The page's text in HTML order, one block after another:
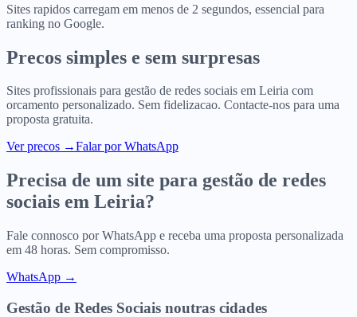
Sites rapidos carregam em menos de 2 segundos, essencial para
ranking no Google.
Precos simples e sem surpresas
Sites profissionais para gestão de redes sociais em Leiria com
orcamento personalizado. Sem fidelizacao. Contacte-nos para uma
proposta gratuita.
Ver precos →Falar por WhatsApp
Precisa de um site para gestão de redes
sociais em Leiria?
Fale connosco por WhatsApp e receba uma proposta personalizada
em 48 horas. Sem compromisso.
WhatsApp →
Gestão de Redes Sociais noutras cidades